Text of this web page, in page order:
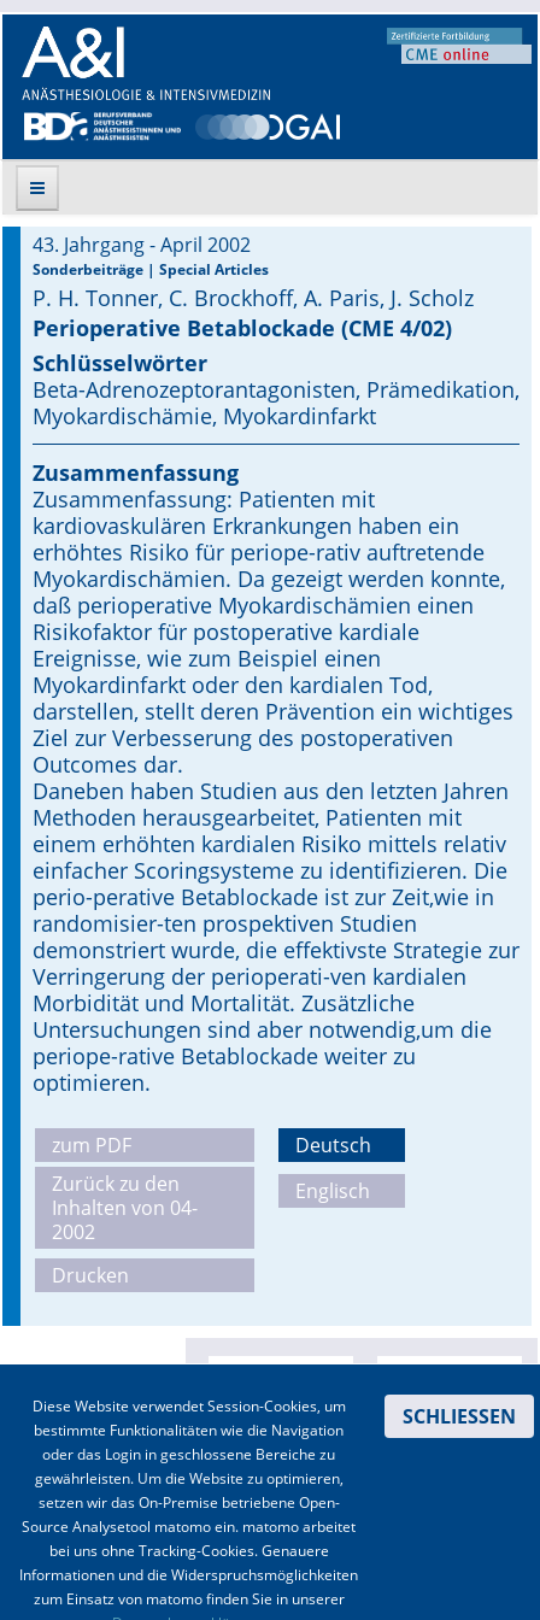
Suche
Aktuelle Ausgabe
Leitlinien
Archiv
Supplements
Supplements OrphanAnesthesia
Online First
A&I English
Mediadaten
Autoren-Service
Bestell-Service
Stellenmarkt
Kongresskalender
43. Jahrgang - April 2002
Sonderbeiträge | Special Articles
P. H. Tonner, C. Brockhoff, A. Paris, J. Scholz
Perioperative Betablockade (CME 4/02)
Schlüsselwörter
Beta-Adrenozeptorantagonisten, Prämedikation,
Myokardischämie, Myokardinfarkt
Zusammenfassung
Zusammenfassung: Patienten mit
kardiovaskulären Erkrankungen haben ein
erhöhtes Risiko für periope-rativ auftretende
Myokardischämien. Da gezeigt werden konnte,
daß perioperative Myokardischämien einen
Risikofaktor für postoperative kardiale
Ereignisse, wie zum Beispiel einen
Myokardinfarkt oder den kardialen Tod,
darstellen, stellt deren Prävention ein wichtiges
Ziel zur Verbesserung des postoperativen
Outcomes dar.
Daneben haben Studien aus den letzten Jahren
Methoden herausgearbeitet, Patienten mit
einem erhöhten kardialen Risiko mittels relativ
einfacher Scoringsysteme zu identifizieren. Die
perio-perative Betablockade ist zur Zeit,wie in
randomisier-ten prospektiven Studien
demonstriert wurde, die effektivste Strategie zur
Verringerung der perioperati-ven kardialen
Morbidität und Mortalität. Zusätzliche
Untersuchungen sind aber notwendig,um die
periope-rative Betablockade weiter zu
optimieren.
zum PDF
Zurück zu den
Inhalten von 04-
2002
Drucken
Deutsch
Englisch
Impressum Datenschutz
Diese Website verwendet Session-Cookies, um
bestimmte Funktionalitäten wie die Navigation
oder das Login in geschlossene Bereiche zu
gewährleisten. Um die Website zu optimieren,
setzen wir das On-Premise betriebene Open-
Source Analysetool matomo ein. matomo arbeitet
bei uns ohne Tracking-Cookies. Genauere
Informationen und die Widerspruchsmöglichkeiten
zum Einsatz von matomo finden Sie in unserer
SCHLIESSEN